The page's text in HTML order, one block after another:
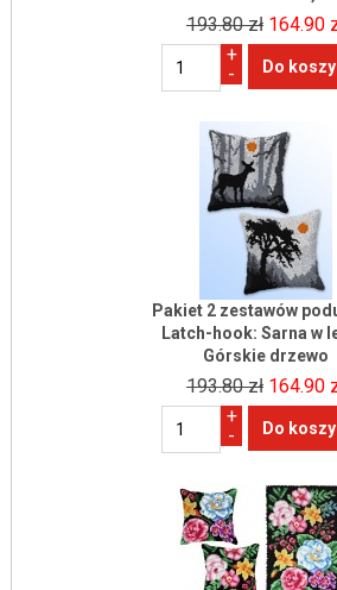
193.80 zł 164.90
+
-
Pakiet 2 zestawów
Latch-hook: Sarna w
Górskie drzewo
193.80 zł 164.90
+
-